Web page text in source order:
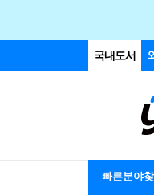
국내도서
빠른분야찾